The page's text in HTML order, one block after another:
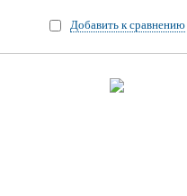
Добавить к сравнению